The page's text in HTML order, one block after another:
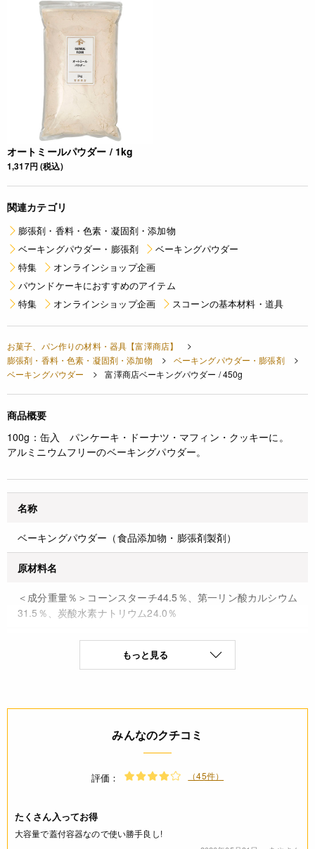
オートミールパウダー / 1kg
1,317円 (税込)
関連カテゴリ
膨張剤・香料・色素・凝固剤・添加物
ベーキングパウダー・膨張剤
ベーキングパウダー
特集
オンラインショップ企画
パウンドケーキにおすすめのアイテム
特集
オンラインショップ企画 スコーンの基本材料・道具
お菓子、パン作りの材料・器具【富澤商店】
膨張剤・香料・色素・凝固剤・添加物
ベーキングパウダー・膨張剤
ベーキングパウダー
富澤商店ベーキングパウダー / 450g
商品概要
100g：缶入
パンケーキ・ドーナツ・マフィン・クッキーに。
アルミニウムフリーのベーキングパウダー。
名称
ベーキングパウダー（食品添加物・膨張剤製剤）
原材料名
＜成分重量％＞コーンスターチ44.5％、第一リン酸カルシウム
31.5％、炭酸水素ナトリウム24.0％
保存方法(未開封)
高温多湿を避けて保管して下さい。
コンタミネーション
もっと見る
みんなのクチコミ
評価： （45件）
たくさん入ってお得
大容量で蓋付容器なので使い勝手良し!